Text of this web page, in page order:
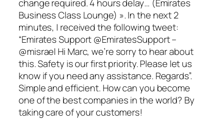
change required. 4 hours delay… (Emirates
Business Class Lounge) ». In the next 2
minutes, I received the following tweet:
“Emirates Support @EmiratesSupport –
@misrael Hi Marc, we’re sorry to hear about
this. Safety is our first priority. Please let us
know if you need any assistance. Regards”.
Simple and efficient. How can you become
one of the best companies in the world? By
taking care of your customers!